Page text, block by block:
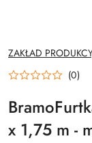
NAZWA
PRODUCENTA:
ZAKŁAD
(0)
x 1,75 m -